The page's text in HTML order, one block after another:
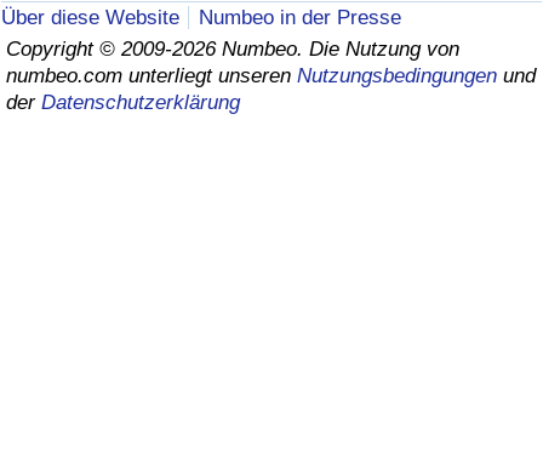
Über diese Website
Numbeo in der Presse
Copyright © 2009-2026 Numbeo. Die Nutzung von
numbeo.com unterliegt unseren Nutzungsbedingungen und
der Datenschutzerklärung
Kriminalitäts-Index
Kriminalitätsindex nach Land